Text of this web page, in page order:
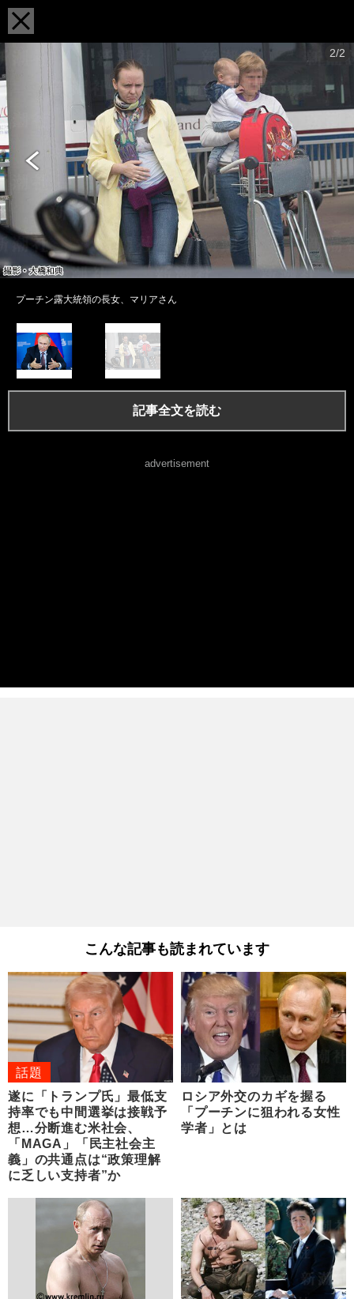
2/2
プーチン露大統領の長女、マリアさん
記事全文を読む
advertisement
こんな記事も読まれています
話題
遂に「トランプ氏」最低支
持率でも中間選挙は接戦予
想…分断進む米社会、
「MAGA」「民主社会主
義」の共通点は“政策理解
に乏しい支持者”か
ロシア外交のカギを握る
「プーチンに狙われる女性
学者」とは